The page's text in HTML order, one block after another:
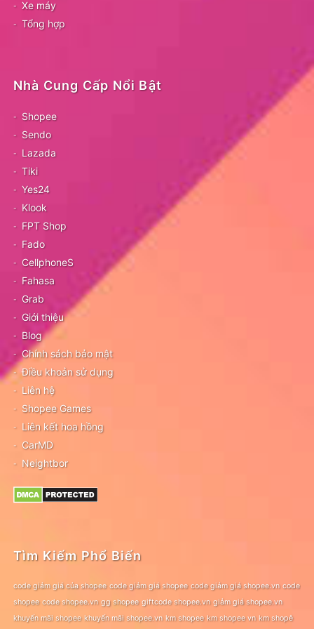
Xe máy
Tổng hợp
Nhà Cung Cấp Nổi Bật
Shopee
Sendo
Lazada
Tiki
Yes24
Klook
FPT Shop
Fado
CellphoneS
Fahasa
Grab
Giới thiệu
Blog
Chính sách bảo mật
Điều khoản sử dụng
Liên hệ
Shopee Games
Liên kết hoa hồng
CarMD
Neightbor
Tìm Kiếm Phổ Biến
code giảm giá của shopee code giảm giá shopee code giảm giá shopee.vn code
shopee code shopee.vn gg shopee giftcode shopee.vn giảm giá shopee.vn
khuyến mãi shopee khuyến mãi shopee.vn km shopee km shopee vn km shopê